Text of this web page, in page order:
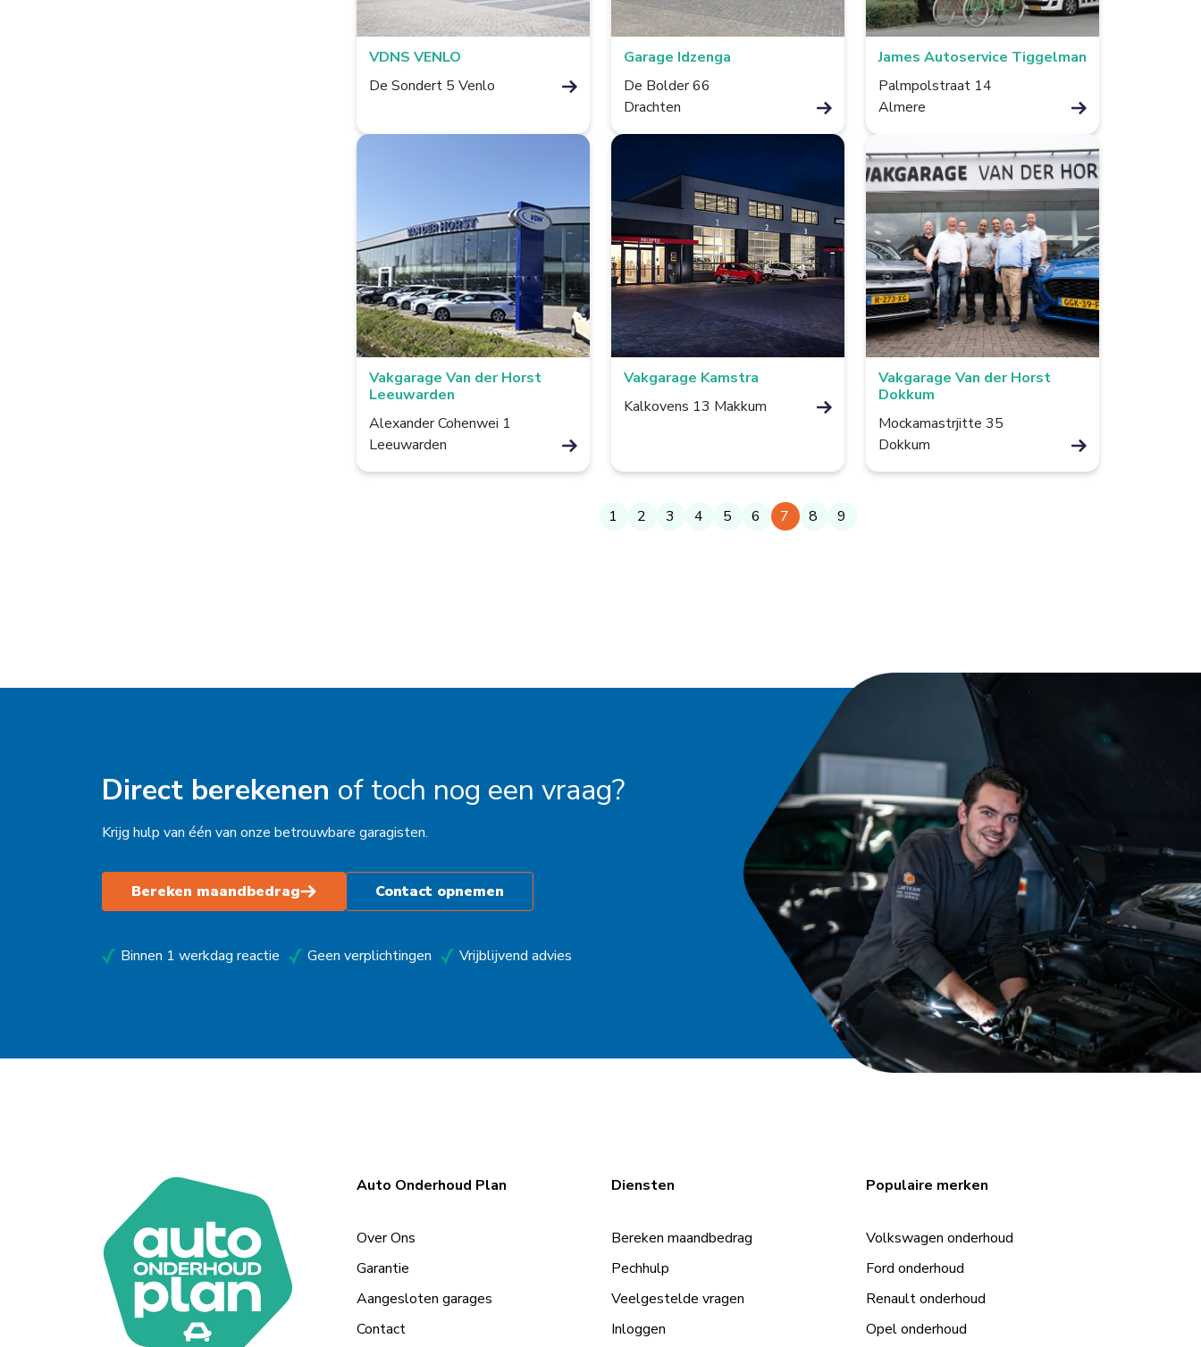
Groningen
Grootebroek
Hardenberg
Leeuwarden
Maastricht
Makkum
Moordrecht
VDNS VENLO
De Sondert 5 Venlo
Garage Idzenga
De Bolder 66
Drachten
James Autoservice Tiggelman
Palmpolstraat 14
Almere
Vakgarage Van der Horst
Leeuwarden
Alexander Cohenwei 1
Leeuwarden
Vakgarage Kamstra
Kalkovens 13 Makkum
Vakgarage Van der Horst
Dokkum
Mockamastrjitte 35
Dokkum
1 2 3 4 5 6 7 8 9
Direct berekenen of toch nog een vraag?
Krijg hulp van één van onze betrouwbare garagisten.
Bereken maandbedrag Contact opnemen
Binnen 1 werkdag reactie Geen verplichtingen Vrijblijvend advies
Auto Onderhoud Plan
Over Ons
Garantie
Aangesloten garages
Contact
Diensten
Bereken maandbedrag
Pechhulp
Veelgestelde vragen
Inloggen
Populaire merken
Volkswagen onderhoud
Ford onderhoud
Renault onderhoud
Opel onderhoud